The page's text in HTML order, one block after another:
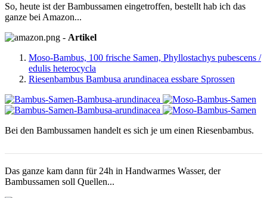
So, heute ist der Bambussamen eingetroffen, bestellt hab ich das
ganze bei Amazon...
- Artikel
Moso-Bambus, 100 frische Samen, Phyllostachys pubescens /
edulis heterocycla
Riesenbambus Bambusa arundinacea essbare Sprossen
Bei den Bambussamen handelt es sich je um einen Riesenbambus.
Das ganze kam dann für 24h in Handwarmes Wasser, der
Bambussamen soll Quellen...